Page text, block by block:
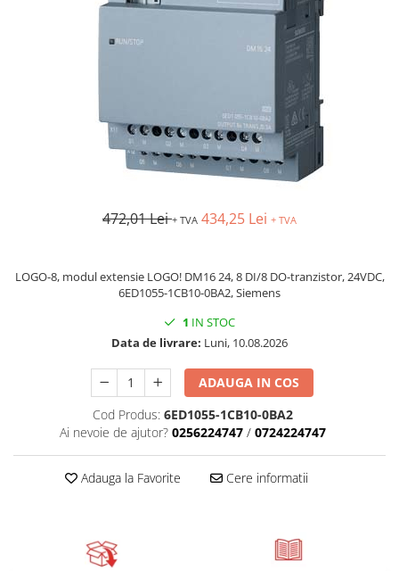
AFDD - Sigurante & dispozitive de
472,01 Lei+ TVA 434,25 Lei + TVA
LOGO-8, modul extensie LOGO! DM16 24, 8 DI/8 DO-tranzistor, 24VDC,
6ED1055-1CB10-0BA2, Siemens
1 IN STOC
Data de livrare: Luni, 10.08.2026
ADAUGA IN COS
Cod Produs: 6ED1055-1CB10-0BA2
Ai nevoie de ajutor? 0256224747 / 0724224747
Adauga la Favorite Cere informatii